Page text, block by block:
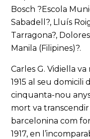
Bosch ?Escola
Sabadell?, Lluís
Tarragona?,
Manila (Filipines)?.
Carles G. Vidiella
1915 al seu domicili
cinquanta-nou
mort va
barcelonina com
1917, en